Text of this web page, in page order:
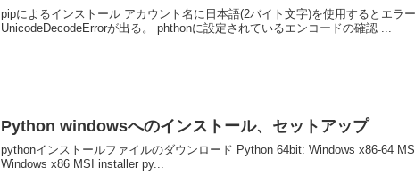
pipによるインストール アカウント名に日本語(2バイト文字)を使用するとエラ
UnicodeDecodeErrorが出る。 phthonに設定されているエンコードの確認 ...
Python windowsへのインストール、セットアップ
pythonインストールファイルのダウンロード Python 64bit: Windows x86-64
Windows x86 MSI installer py...